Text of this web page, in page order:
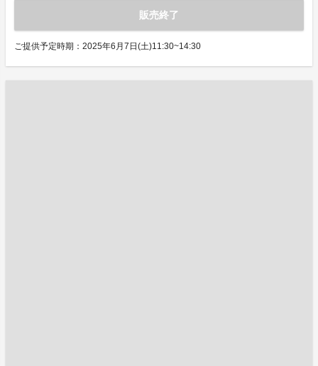
販売終了
ご提供予定時期：2025年6月7日(土)11:30~14:30